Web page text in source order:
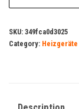
SKU: 349fca0d3025
Category: Heizgeräte